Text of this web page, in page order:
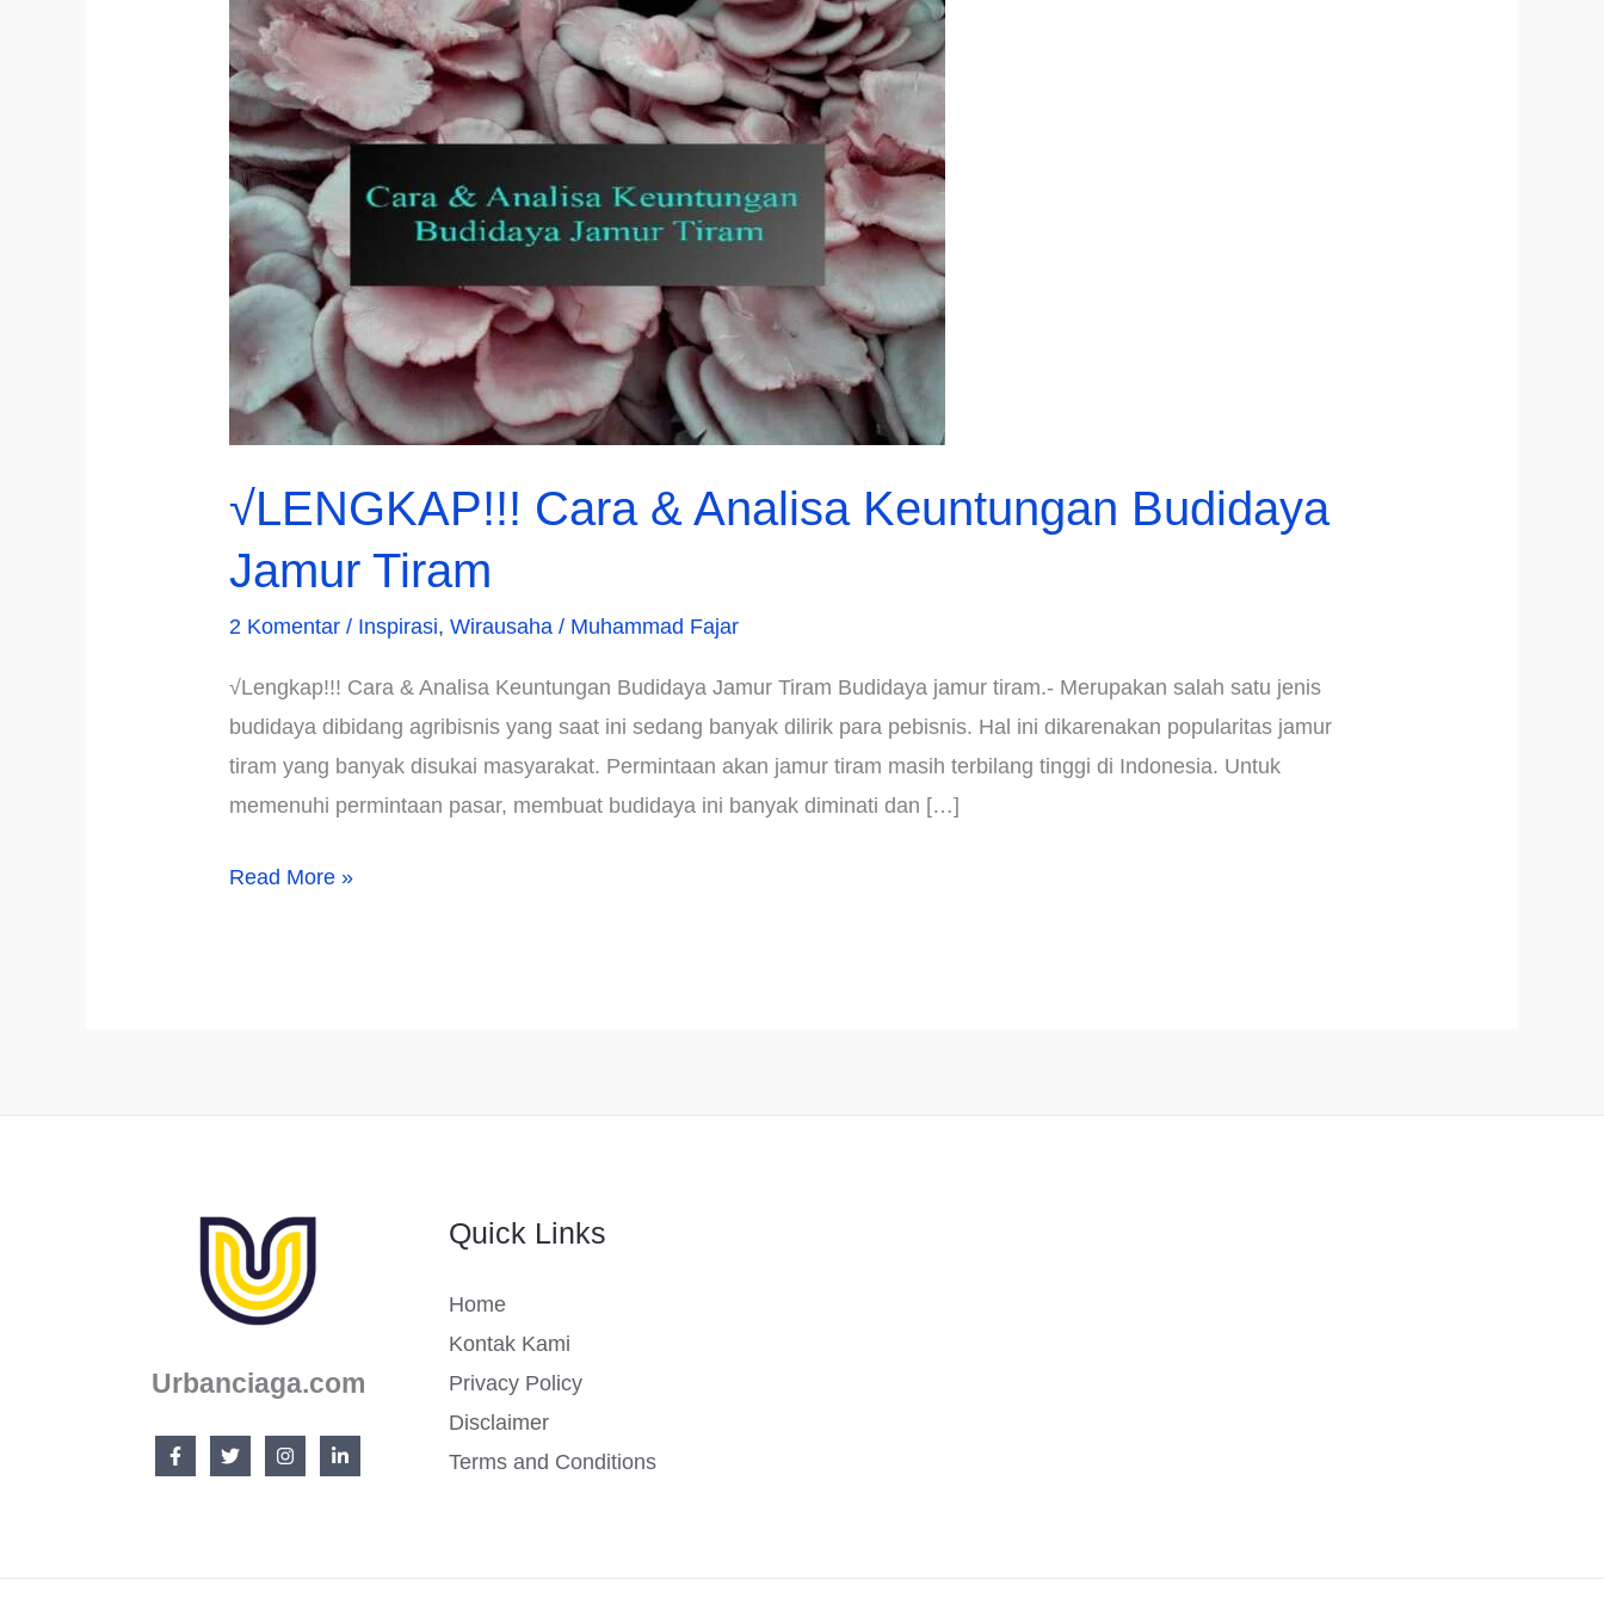
√LENGKAP!!! Cara & Analisa Keuntungan Budidaya
Jamur Tiram
2 Komentar / Inspirasi,Wirausaha / Muhammad Fajar
√Lengkap!!! Cara & Analisa Keuntungan Budidaya Jamur Tiram Budidaya jamur tiram.- Merupakan salah satu jenis
budidaya dibidang agribisnis yang saat ini sedang banyak dilirik para pebisnis. Hal ini dikarenakan popularitas jamur
tiram yang banyak disukai masyarakat. Permintaan akan jamur tiram masih terbilang tinggi di Indonesia. Untuk
memenuhi permintaan pasar, membuat budidaya ini banyak diminati dan […]
√LENGKAP!!!
Jamur
Read More »
Urbanciaga.com
Quick Links
Home
Kontak Kami
Privacy Policy
Disclaimer
Terms and Conditions